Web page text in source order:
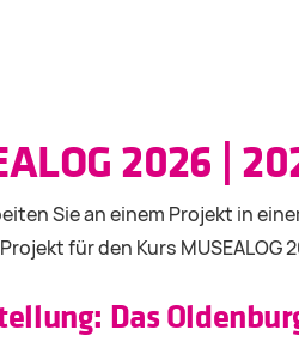
2026 |
Sie an einem Projekt in
für den Kurs MUSEALOG
Das